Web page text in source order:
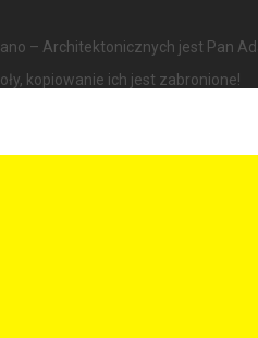
– Architektonicznych jest Pan
kopiowanie ich jest zabronione!